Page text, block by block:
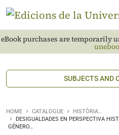
eBook purchases are temporarily
SUBJECTS AND
HOME CATALOGUE
HISTÒRIA…
DESIGUALDADES EN PERSPECTIVA
GÉNERO…